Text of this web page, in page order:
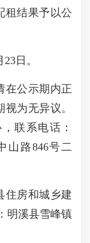
租结果予以公
日。
公示期内正
为无异议。
联系电话：
山路846号二
房和城乡建
明溪县雪峰镇